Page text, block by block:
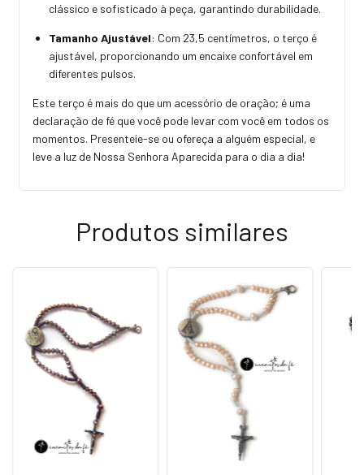
clássico e sofisticado à peça, garantindo durabilidade.
Tamanho Ajustável: Com 23,5 centímetros, o terço é
ajustável, proporcionando um encaixe confortável em
diferentes pulsos.
Este terço é mais do que um acessório de oração; é uma
declaração de fé que você pode levar com você em todos os
momentos. Presenteie-se ou ofereça a alguém especial, e
leve a luz de Nossa Senhora Aparecida para o dia a dia!
Produtos similares